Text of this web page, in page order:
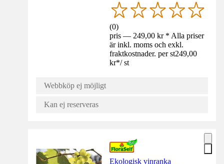
(0)
pris — 249,00 kr * Alla priser
är inkl. moms och exkl.
fraktkostnader. per st249,00
kr*/ st
Webbköp ej möjligt
Kan ej reserveras
Ekologisk vinranka